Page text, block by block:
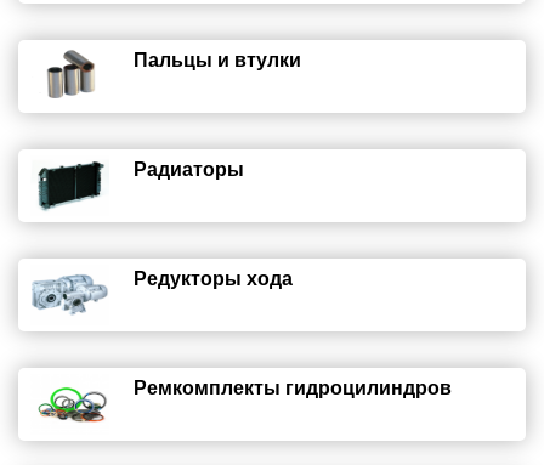
Пальцы и втулки
Радиаторы
Редукторы хода
Ремкомплекты гидроцилиндров